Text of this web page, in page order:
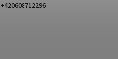
+420608712296